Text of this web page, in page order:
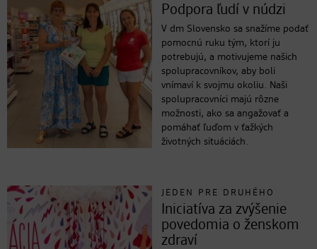
Podpora ľudí v núdzi
V dm Slovensko sa snažíme podať
pomocnú ruku tým, ktorí ju
potrebujú, a motivujeme našich
spolupracovníkov, aby boli
vnímaví k svojmu okoliu. Naši
spolupracovníci majú rôzne
možnosti, ako sa angažovať a
pomáhať ľuďom v ťažkých
životných situáciách.
JEDEN PRE DRUHÉHO
Iniciatíva za zvýšenie
povedomia o ženskom
zdraví